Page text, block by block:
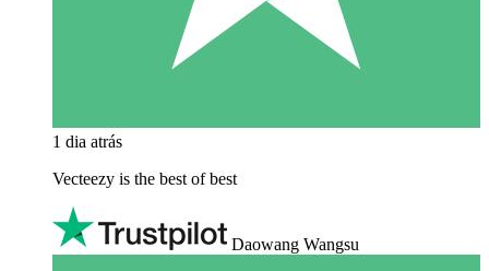
1 dia atrás
Vecteezy is the best of best
Daowang Wangsu